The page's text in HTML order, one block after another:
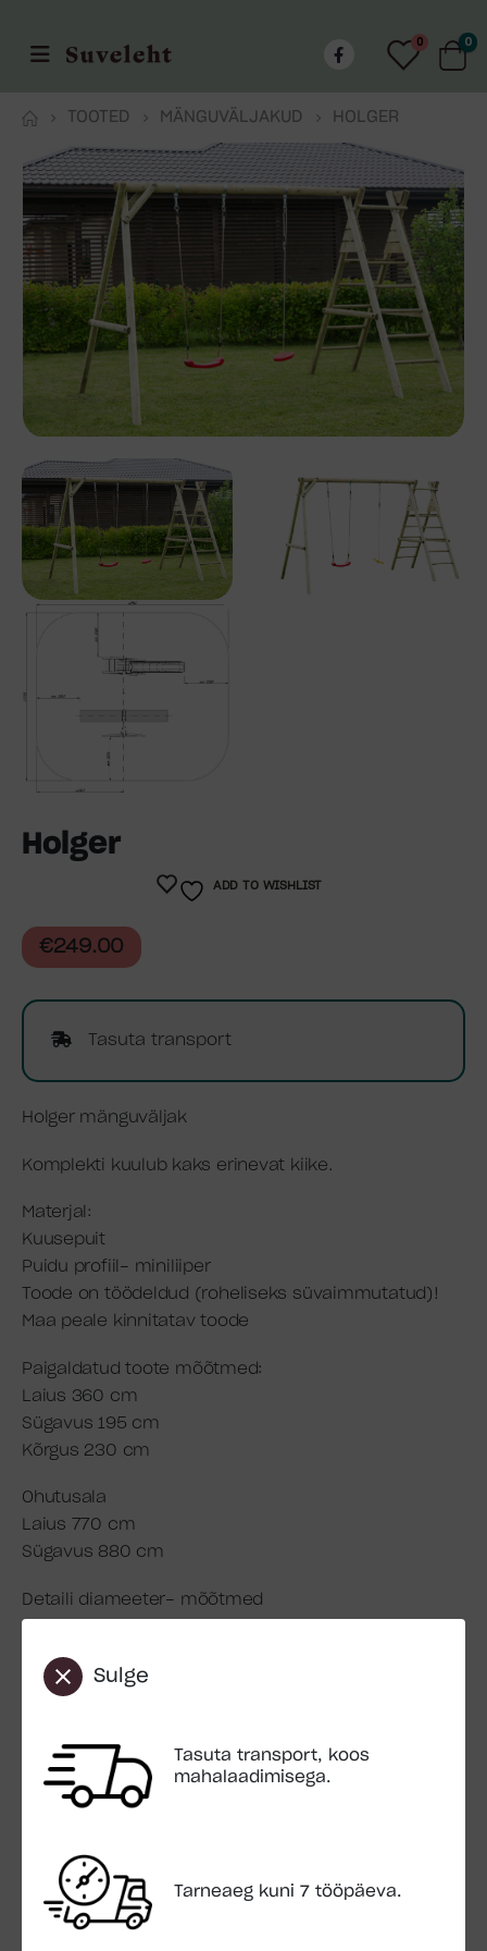
Sulge
Tasuta transport, koos
mahalaadimisega.
Tarneaeg kuni 7 tööpäeva.
0 0
TOOTED MÄNGUVÄLJAKUD HOLGER
Holger
€249.00
Tasuta transport
Holger mänguväljak
Komplekti kuulub kaks erinevat kiike.
Materjal:
Kuusepuit
Puidu profiil- miniliiper
Toode on töödeldud (roheliseks süvaimmutatud)!
Maa peale kinnitatav toode
Paigaldatud toote mõõtmed:
Laius 360 cm
Sügavus 195 cm
Kõrgus 230 cm
Ohutusala
Laius 770 cm
Sügavus 880 cm
Detaili diameeter- mõõtmed
Emapuu 100 mm
Tugipost 80×64 mm
Pakend:
Paki kaal 98 kg
Transport:
Maha laadimisega (Mahalaadimiskohas peab olema
kõva pinnakate)
Montaaživahendid:
ADD TO WISHLIST